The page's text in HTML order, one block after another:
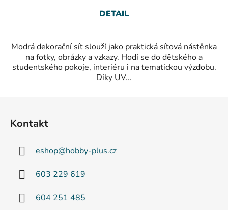
5
hvězdiček.
DETAIL
Modrá dekorační síť slouží jako praktická síťová nástěnka
na fotky, obrázky a vzkazy. Hodí se do dětského a
studentského pokoje, interiéru i na tematickou výzdobu.
Díky UV...
Kontakt
eshop@hobby-plus.cz
603 229 619
604 251 485